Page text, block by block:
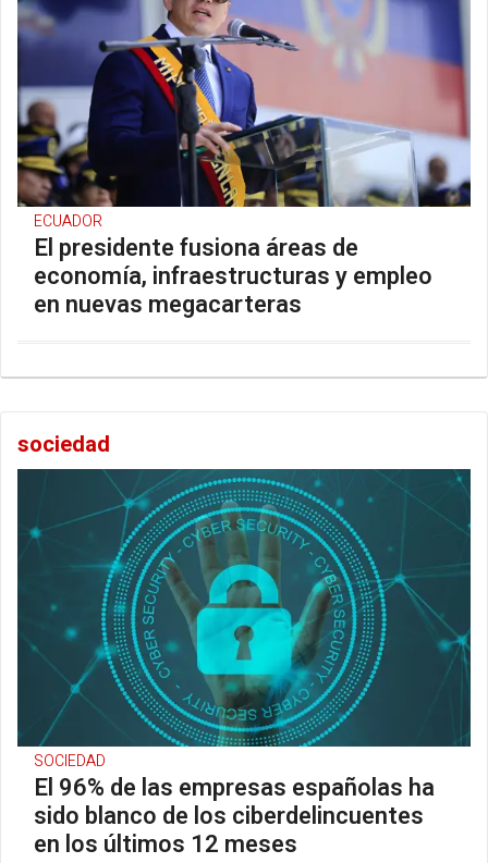
ECUADOR
El presidente fusiona áreas de
economía, infraestructuras y empleo
en nuevas megacarteras
sociedad
SOCIEDAD
El 96% de las empresas españolas ha
sido blanco de los ciberdelincuentes
en los últimos 12 meses